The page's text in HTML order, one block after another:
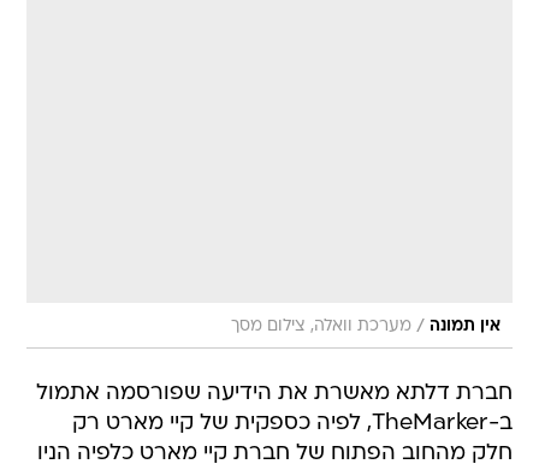
אין תמונה / מערכת וואלה, צילום מסך
חברת דלתא מאשרת את הידיעה שפורסמה אתמול
ב-TheMarker, לפיה כספקית של קיי מארט רק
חלק מהחוב הפתוח של חברת קיי מארט כלפיה הניו